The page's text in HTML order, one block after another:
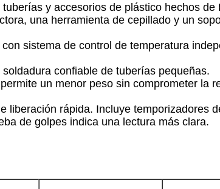
y accesorios de plástico hechos
una herramienta de cepillado y un
sistema de control de temperatura
confiable de tuberías pequeñas.
un menor peso sin comprometer la
liberación rápida. Incluye temporizadores
de golpes indica una lectura más clara.